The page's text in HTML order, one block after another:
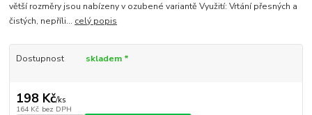
větší rozměry jsou nabízeny v ozubené variantě Využití: Vrtání přesných a
čistých, nepříli... celý popis
Dostupnost skladem *
198 Kč/ks
164 Kč bez DPH